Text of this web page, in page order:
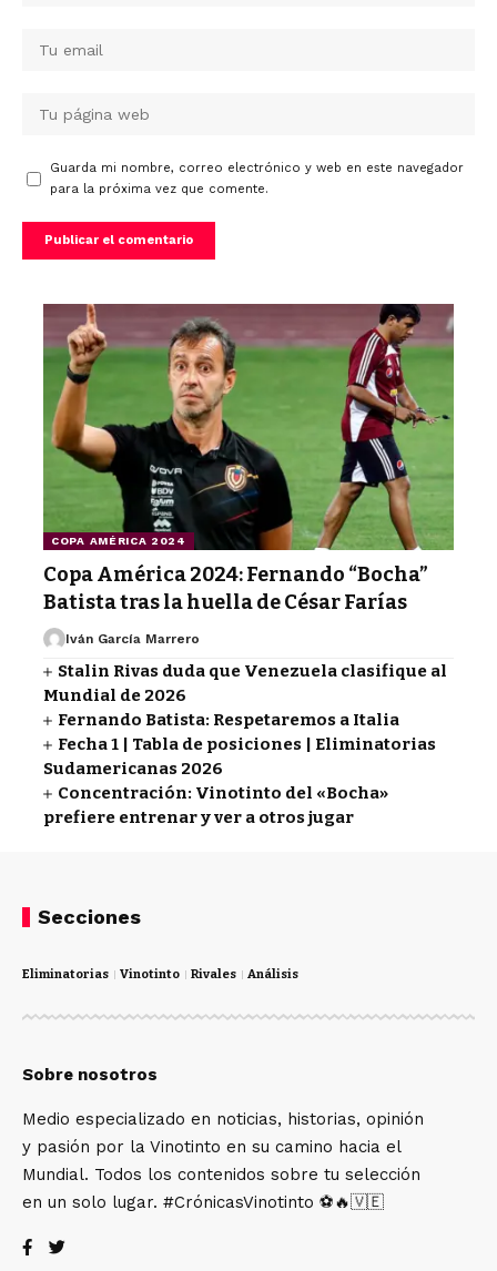
Guarda mi nombre, correo electrónico y web en este navegador
para la próxima vez que comente.
COPA AMÉRICA 2024
Copa América 2024: Fernando “Bocha”
Batista tras la huella de César Farías
Iván García Marrero
Stalin Rivas duda que Venezuela clasifique al
Mundial de 2026
Fernando Batista: Respetaremos a Italia
Fecha 1 | Tabla de posiciones | Eliminatorias
Sudamericanas 2026
Concentración: Vinotinto del «Bocha»
prefiere entrenar y ver a otros jugar
Secciones
Eliminatorias Vinotinto Rivales Análisis
Sobre nosotros
Medio especializado en noticias, historias, opinión
y pasión por la Vinotinto en su camino hacia el
Mundial. Todos los contenidos sobre tu selección
en un solo lugar. #CrónicasVinotinto ⚽🔥🇻🇪